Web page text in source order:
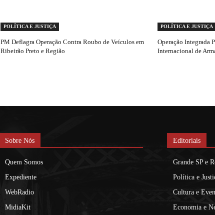
POLÍTICA E JUSTIÇA
PM Deflagra Operação Contra Roubo de Veículos em
Ribeirão Preto e Região
POLÍTICA E JUSTIÇA
Operação Integrada
Internacional de
Sobre Nós
Quem Somos
Expediente
WebRadio
MidiaKit
Editoriais
Grande SP e
Política e
Cultura e
Economia e